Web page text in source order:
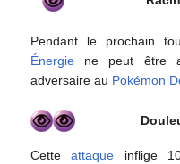
Pendant le prochain
Énergie ne peut être
adversaire au Pokémon
Cetteattaque inflige